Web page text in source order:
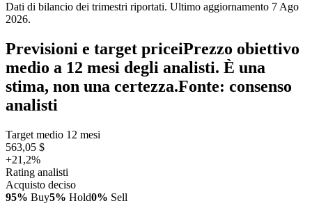
Dati di bilancio dei trimestri riportati. Ultimo aggiornamento 7 Ago
2026.
Previsioni e target priceiPrezzo obiettivo
medio a 12 mesi degli analisti. È una
stima, non una certezza.Fonte: consenso
analisti
Target medio 12 mesi
563,05 $
+21,2%
Rating analisti
Acquisto deciso
95% Buy5% Hold0% Sell